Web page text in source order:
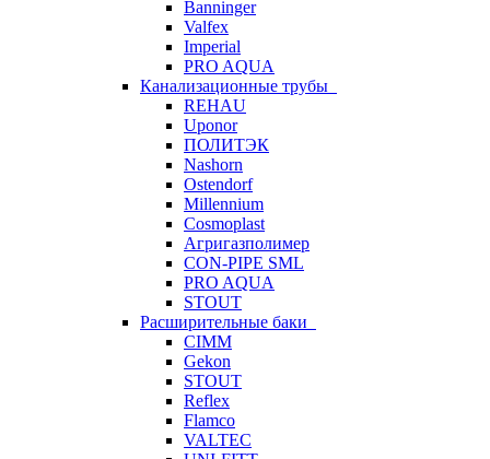
Banninger
Valfex
Imperial
PRO AQUA
Канализационные трубы
REHAU
Uponor
ПОЛИТЭК
Nashorn
Ostendorf
Millennium
Cosmoplast
Агригазполимер
CON-PIPE SML
PRO AQUA
STOUT
Расширительные баки
CIMM
Gekon
STOUT
Reflex
Flamco
VALTEC